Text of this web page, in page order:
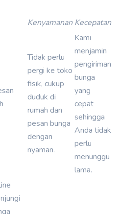
Kenyamanan Kecepatan
Tidak perlu
pergi ke toko
fisik, cukup
duduk di
rumah dan
pesan bunga
dengan
nyaman.
Kami
menjamin
pengiriman
bunga
yang
cepat
sehingga
Anda tidak
perlu
menunggu
lama.